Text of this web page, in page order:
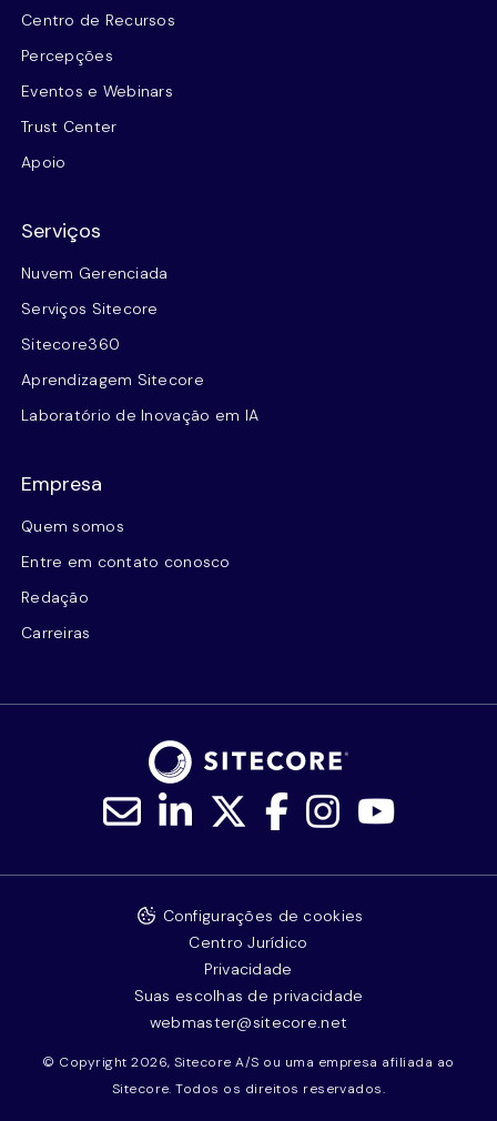
Centro de Recursos
Percepções
Eventos e Webinars
Trust Center
Apoio
Serviços
Nuvem Gerenciada
Serviços Sitecore
Sitecore360
Aprendizagem Sitecore
Laboratório de Inovação em IA
Empresa
Quem somos
Entre em contato conosco
Redação
Carreiras
© Copyright 2026, Sitecore A/S ou uma empresa afiliada ao
Sitecore. Todos os direitos reservados.
Configurações de cookies
Centro Jurídico
Privacidade
Suas escolhas de privacidade
webmaster@sitecore.net